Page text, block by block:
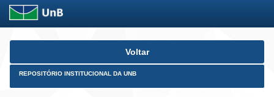
Skip
Voltar
REPOSITÓRIO INSTITUCIONAL DA UNB